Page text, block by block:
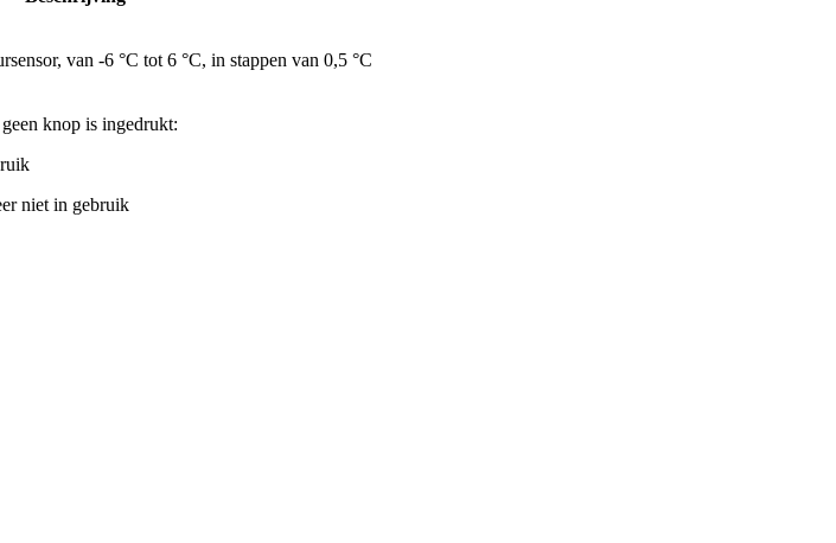
van -6 °C tot 6 °C, in stappen van 0,5 °C
knop is ingedrukt:
niet in gebruik